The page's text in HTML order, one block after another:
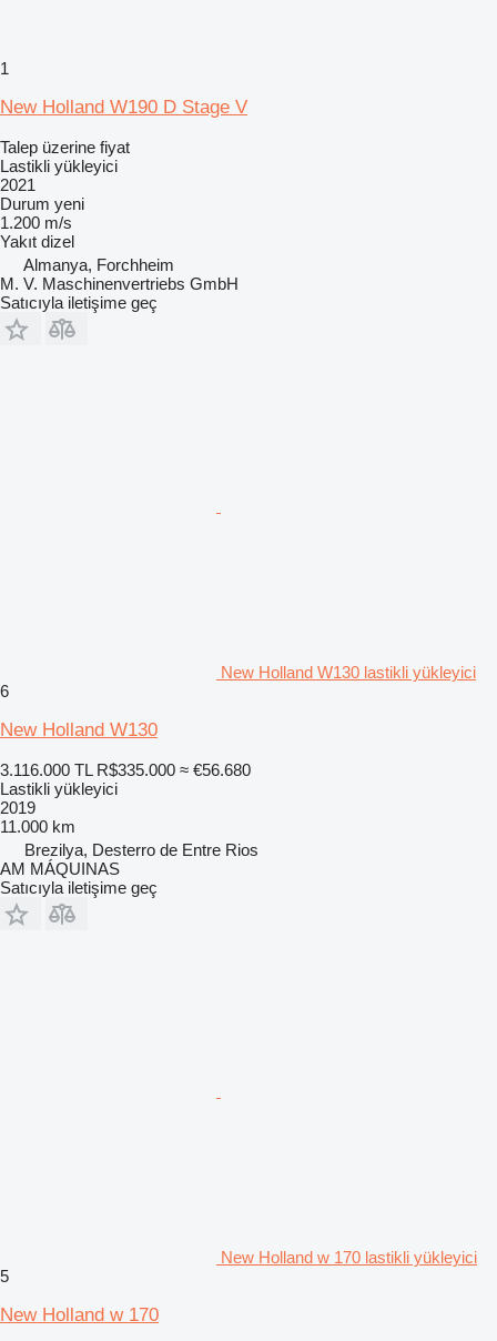
1
New Holland W190 D Stage V
Talep üzerine fiyat
Lastikli yükleyici
2021
Durum yeni
1.200 m/s
Yakıt dizel
Almanya, Forchheim
M. V. Maschinenvertriebs GmbH
Satıcıyla iletişime geç
New Holland W130 lastikli yükleyici
6
New Holland W130
3.116.000 TL R$335.000 ≈ €56.680
Lastikli yükleyici
2019
11.000 km
Brezilya, Desterro de Entre Rios
AM MÁQUINAS
Satıcıyla iletişime geç
New Holland w 170 lastikli yükleyici
5
New Holland w 170